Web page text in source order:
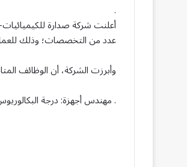
.
أعلنت شركة صدارة
عدد من التخصصات؛ وذلك
وأبرزت الشركة، أن الوظائف
. مهندس أجهزة: درجة